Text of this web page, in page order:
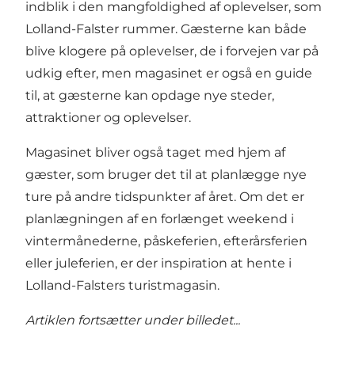
indblik i den mangfoldighed af oplevelser, som
Lolland-Falster rummer. Gæsterne kan både
blive klogere på oplevelser, de i forvejen var på
udkig efter, men magasinet er også en guide
til, at gæsterne kan opdage nye steder,
attraktioner og oplevelser.
Magasinet bliver også taget med hjem af
gæster, som bruger det til at planlægge nye
ture på andre tidspunkter af året. Om det er
planlægningen af en forlænget weekend i
vintermånederne, påskeferien, efterårsferien
eller juleferien, er der inspiration at hente i
Lolland-Falsters turistmagasin.
Artiklen fortsætter under billedet...